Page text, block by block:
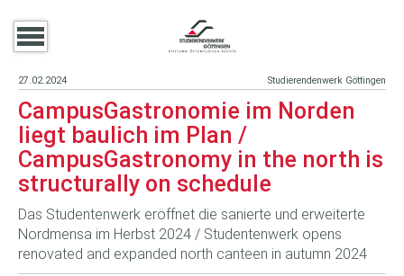
27.02.2024 Studierendenwerk Göttingen
CampusGastronomie im Norden
liegt baulich im Plan /
CampusGastronomy in the north is
structurally on schedule
Das Studentenwerk eröffnet die sanierte und erweiterte
Nordmensa im Herbst 2024 / Studentenwerk opens
renovated and expanded north canteen in autumn 2024